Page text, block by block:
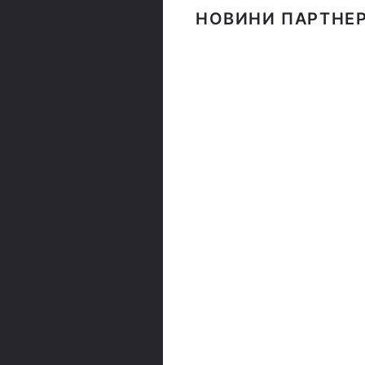
НОВИНИ